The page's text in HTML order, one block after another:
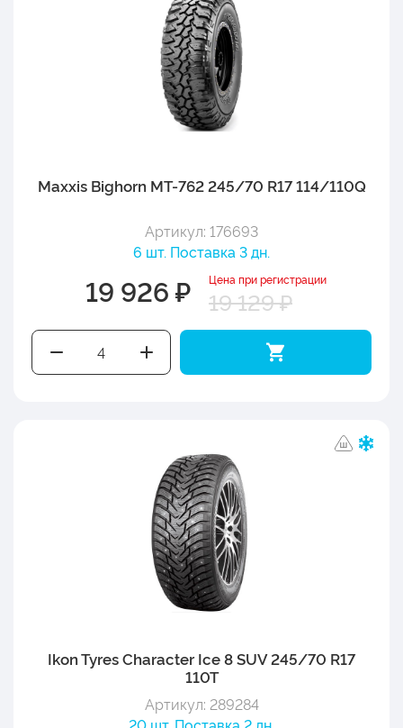
Maxxis Bighorn MT-762 245/70 R17 114/110Q
Артикул: 176693
6 шт. Поставка 3 дн.
19 926 ₽ Цена при регистрации
19 129 ₽
Ikon Tyres Character Ice 8 SUV 245/70 R17
110T
Артикул: 289284